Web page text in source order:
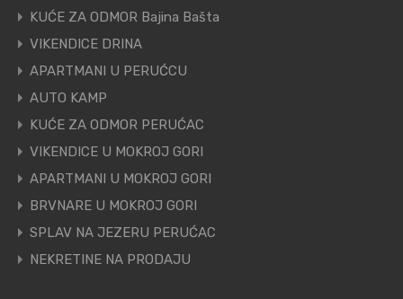
KUĆE ZA ODMOR Bajina Bašta
VIKENDICE DRINA
APARTMANI U PERUĆCU
AUTO KAMP
KUĆE ZA ODMOR PERUĆAC
VIKENDICE U MOKROJ GORI
APARTMANI U MOKROJ GORI
BRVNARE U MOKROJ GORI
SPLAV NA JEZERU PERUĆAC
NEKRETINE NA PRODAJU